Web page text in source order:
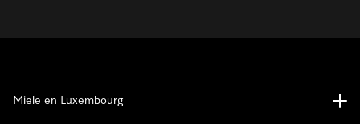
Miele en Luxembourg